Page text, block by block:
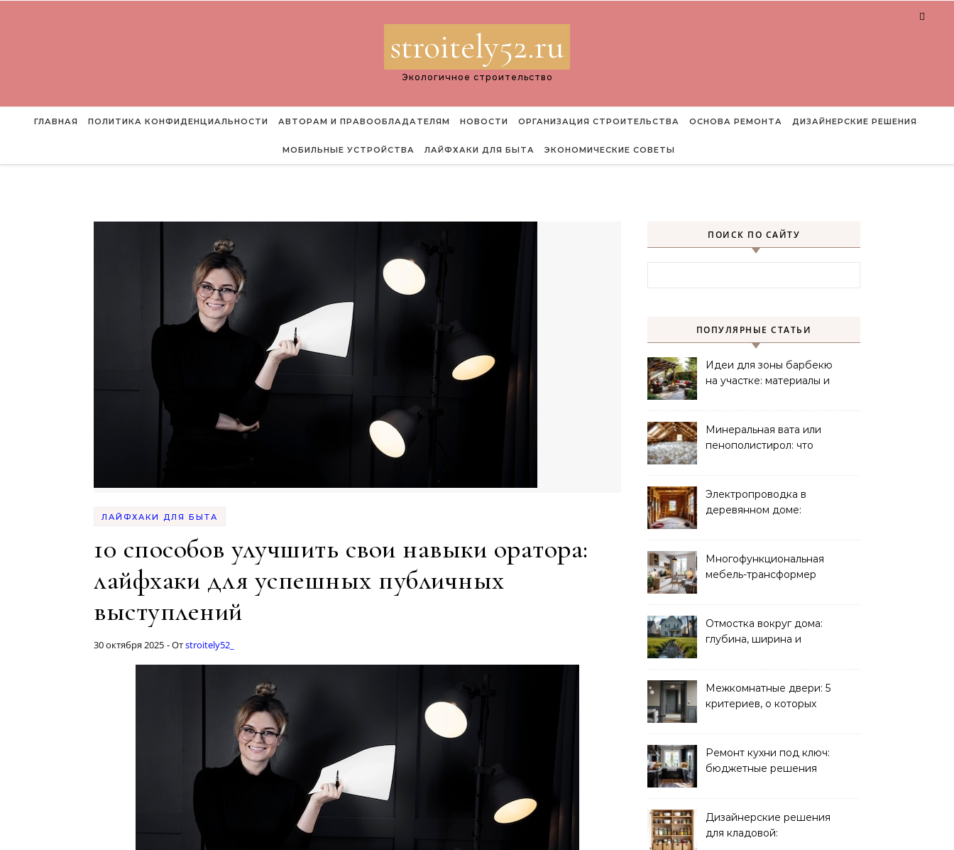
stroitely52.ru
Экологичное строительство
ГЛАВНАЯ ПОЛИТИКА КОНФИДЕНЦИАЛЬНОСТИ АВТОРАМ И ПРАВООБЛАДАТЕЛЯМ НОВОСТИ ОРГАНИЗАЦИЯ СТРОИТЕЛЬСТВА ОСНОВА РЕМОНТА ДИЗАЙНЕРСКИЕ РЕШЕНИЯ
МОБИЛЬНЫЕ УСТРОЙСТВА ЛАЙФХАКИ ДЛЯ БЫТА ЭКОНОМИЧЕСКИЕ СОВЕТЫ
ЛАЙФХАКИ ДЛЯ БЫТА
10 способов улучшить свои навыки оратора:
лайфхаки для успешных публичных
выступлений
30 октября 2025 - Отstroitely52_
ПОИСК ПО САЙТУ
ПОПУЛЯРНЫЕ СТАТЬИ
Идеи для зоны барбекю
на участке: материалы и
Минеральная вата или
пенополистирол: что
Электропроводка в
деревянном доме:
Многофункциональная
мебель-трансформер
Отмостка вокруг дома:
глубина, ширина и
Межкомнатные двери: 5
критериев, о которых
Ремонт кухни под ключ:
бюджетные решения
Дизайнерские решения
для кладовой: